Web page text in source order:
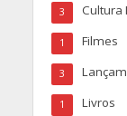
Cultura
3
Filmes
1
3
Livros
1